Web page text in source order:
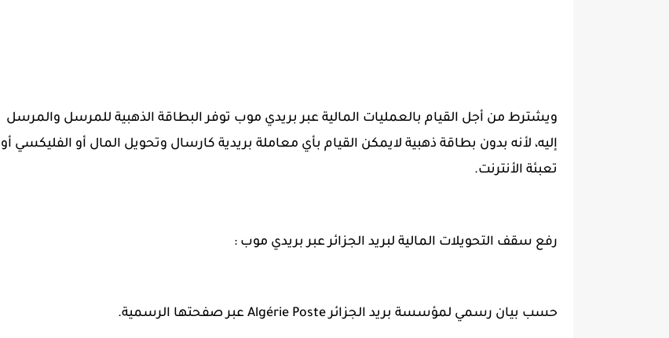
ويشترط من أجل القيام بالعمليات المالية عبر بريدي موب توفر البطاقة الذهبية للمرسل والمرسل
إليه، لأنه بدون بطاقة ذهبية لايمكن القيام بأي معاملة بريدية كارسال وتحويل المال أو الفليكسي أو
تعبئة الأنترنت.
رفع سقف التحويلات المالية لبريد الجزائر عبر بريدي موب :
حسب بيان رسمي لمؤسسة بريد الجزائر Algérie Poste عبر صفحتها الرسمية.